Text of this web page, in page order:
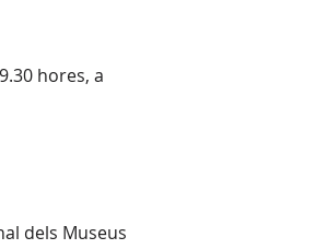
hores, a
dels Museus